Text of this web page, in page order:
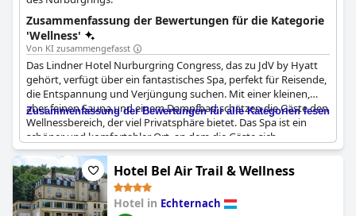
Zusammenfassung der Bewertungen für die Kategorie
'Wellness'
Von KI zusammengefasst
Das Lindner Hotel Nurburgring Congress, das zu JdV by Hyatt
gehört, verfügt über ein fantastisches Spa, perfekt für Reisende,
die Entspannung und Verjüngung suchen. Mit einer kleinen,
aber feinen Sauna und einem Dampfbad schätzen die Gäste den
Wellnessbereich, der viel Privatsphäre bietet. Das Spa ist ein
schöner und komfortabler Ort, an dem die Gäste sich
entspannen und die vorhandenen Annehmlichkeiten nutzen
können. Obwohl einige Gäste enttäuscht waren, dass es trotz
der Verfügbarkeit des Spas keine Bademäntel in ihren Zimmern
gab, ist der allgemeine Konsens, dass das Spa ausgezeichnet ist
und ein Hauptgrund für die Wahl dieses Hotels ist.
Zusammenfassung der Bewertungen für alle Kategorien lesen
Hotel Bel Air Trail & Wellness
Hotel in Echternach